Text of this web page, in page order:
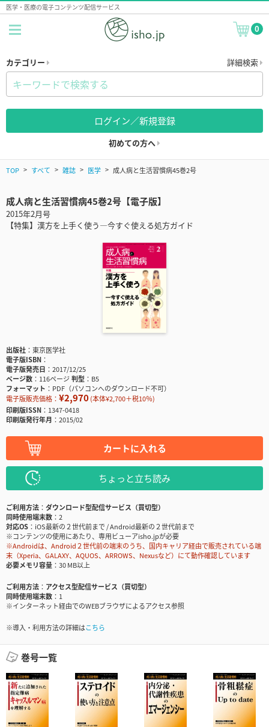
医学・医療の電子コンテンツ配信サービス
0
カテゴリー 詳細検索
ログイン／新規登録
初めての方へ
TOP すべて 雑誌 医学 成人病と生活習慣病45巻2号
成人病と生活習慣病45巻2号【電子版】
2015年2月号
【特集】漢方を上手く使う―今すぐ使える処方ガイド
出版社
東京医学社
電子版ISBN
電子版発売日
2017/12/25
ページ数
116ページ判型
B5
フォーマット
PDF（パソコンへのダウンロード不可）
電子版販売価格： ¥2,970(本体¥2,700＋税10％)
印刷版ISSN
1347-0418
印刷版発行年月
2015/02
カートに入れる
ちょっと立ち読み
ご利用方法
ダウンロード型配信サービス（買切型）
同時使用端末数
2
対応OS
iOS最新の２世代前まで / Android最新の２世代前まで
※コンテンツの使用にあたり、専用ビューアisho.jpが必要
※Androidは、Android２世代前の端末のうち、国内キャリア経由で販売されている端
末（Xperia、GALAXY、AQUOS、ARROWS、Nexusなど）にて動作確認しています
必要メモリ容量
30 MB以上
ご利用方法
アクセス型配信サービス（買切型）
同時使用端末数
1
※インターネット経由でのWEBブラウザによるアクセス参照
※導入・利用方法の詳細はこちら
巻号一覧